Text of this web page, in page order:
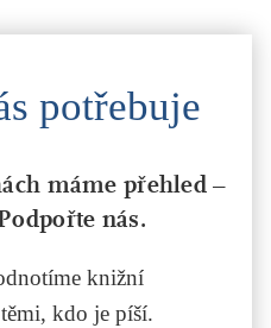
potřebuje
máme přehled –
nás.
knižní
kdo je píší.